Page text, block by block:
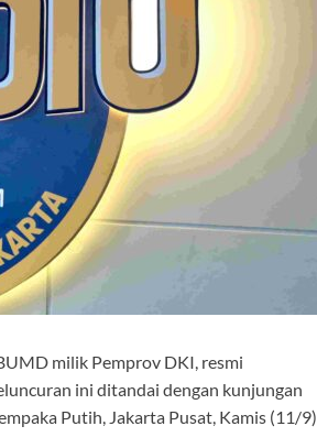
milik Pemprov DKI, resmi
ini ditandai dengan kunjungan
Putih, Jakarta Pusat, Kamis (11/9).